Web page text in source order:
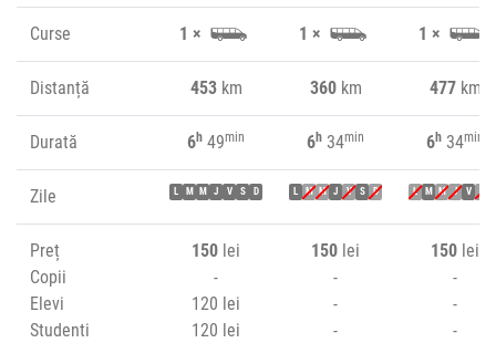
Curse 1 × 1 × 1 ×
Distanță 453km 360km 477km
Durată 6h 49min 6h 34min 6h 34min
Zile L M M J V S D L M M J V S D L M M J V S
Preț
Copii
Elevi
Studenti
150 lei
-
120 lei
120 lei
150 lei
-
-
-
150 lei
-
-
-